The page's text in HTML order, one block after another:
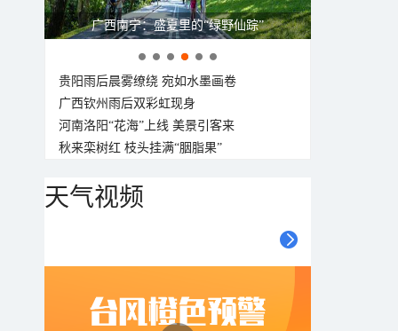
呼伦贝尔草原 藏着最治愈的蓝天白云
贵阳雨后晨雾缭绕 宛如水墨画卷
广西钦州雨后双彩虹现身
河南洛阳“花海”上线 美景引客来
秋来栾树红 枝头挂满“胭脂果”
天气视频